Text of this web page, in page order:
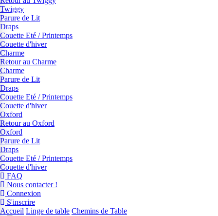
Twiggy
Parure de Lit
Draps
Couette Eté / Printemps
Couette d'hiver
Charme
Retour au Charme
Charme
Parure de Lit
Draps
Couette Eté / Printemps
Couette d'hiver
Oxford
Retour au Oxford
Oxford
Parure de Lit
Draps
Couette Eté / Printemps
Couette d'hiver
FAQ
Nous contacter !
Connexion
S'inscrire
Accueil Linge de table Chemins de Table